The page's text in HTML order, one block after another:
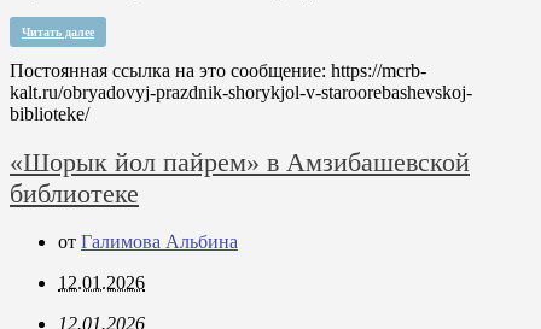
Читать далее
Постоянная ссылка на это сообщение: https://mcrb-
kalt.ru/obryadovyj-prazdnik-shorykjol-v-staroorebashevskoj-
biblioteke/
«Шорык йол пайрем» в Амзибашевской
библиотеке
от Галимова Альбина
12.01.2026
12.01.2026